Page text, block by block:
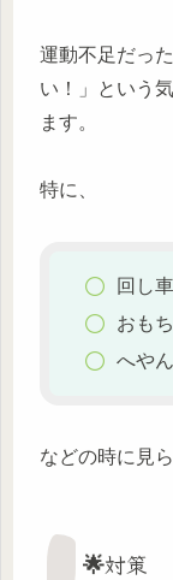
運動不足だっ
い！」という
ます。
特に、
回し
おも
へや
などの時に見
🌟対策